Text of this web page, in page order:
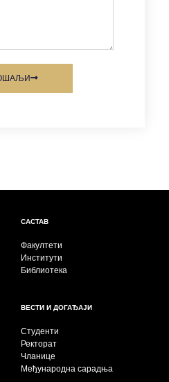
САСТАВ
Факултети
Институти
Библиотека
ВЕСТИ И ДОГАЂАЈИ
Студенти
Ректорат
Чланице
Међународна сарадња